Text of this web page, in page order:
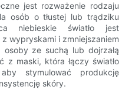
jest rozważenie rodzaju
osób o tłustej lub trądziku
niebieskie światło jest
wypryskami i zmniejszaniem
ze suchą lub dojrzałą
z maski, która łączy światło
stymulować produkcję
skóry.